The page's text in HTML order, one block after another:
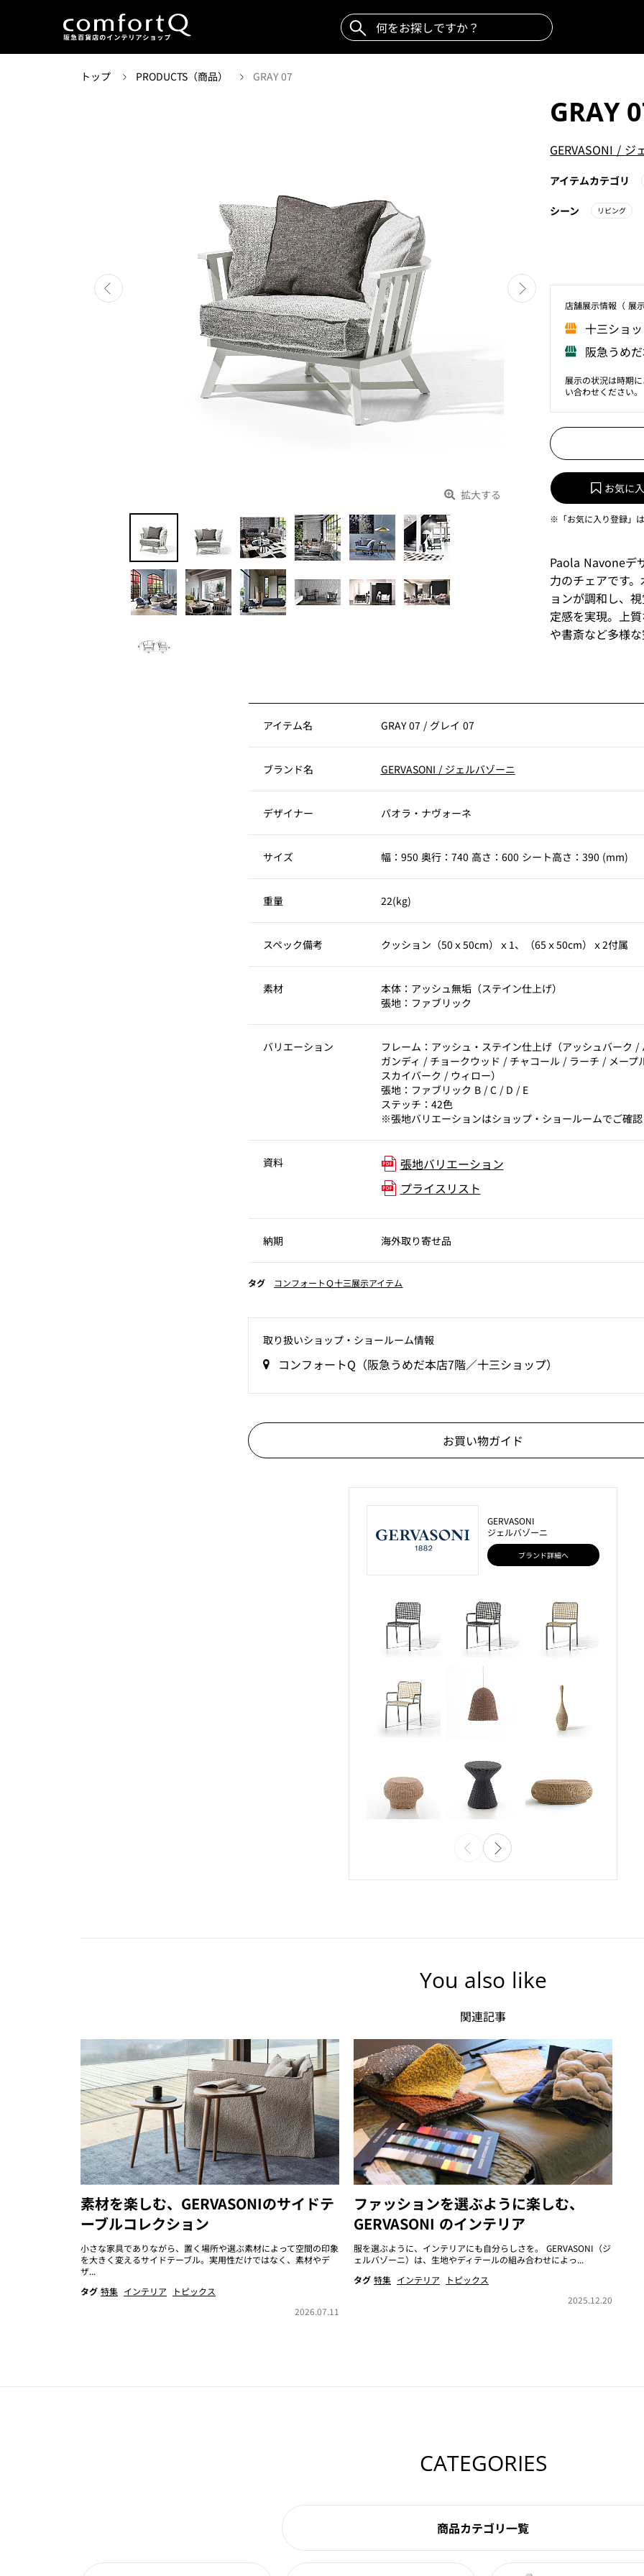
トップ PRODUCTS（商品） GRAY 07
拡大する
GRAY
GERVASONI / ジ
アイテムカテゴリ
シーン リビング
店舗展⽰情報（ 展
⼗三ショ
阪急うめ
展示の状況は時期
い合わせください。
お気に
※「お気に入り登録」
Paola Navoneデ
力のチェアです
ョンが調和し、
定感を実現。上
や書斎など多様
アイテム名 GRAY 07 / グレイ 07
ブランド名 GERVASONI / ジェルバゾーニ
デザイナー パオラ・ナヴォーネ
サイズ 幅：950 奥行：740 高さ：600 シート高さ：390 (mm)
重量 22(kg)
スペック備考 クッション（50ｘ50cm）ｘ1、（65ｘ50cm）ｘ2付属
素材
本体：アッシュ無垢（ステイン仕上げ）
張地：ファブリック
バリエーション
フレーム：アッシュ・ステイン仕上げ（アッシュバーク /
ガンディ / チョークウッド / チャコール / ラーチ / メープ
スカイバーク / ウィロー）
張地：ファブリック B / C / D / E
ステッチ：42色
※張地バリエーションはショップ・ショールームでご確認
資料
張地バリエーション
プライスリスト
納期 海外取り寄せ品
タグ コンフォートＱ十三展示アイテム
取り扱いショップ‧ショールーム情報
コンフォートQ（阪急うめだ本店7階／十三ショップ）
お買い物ガイド
GERVASONI
ジェルバゾーニ
ブランド詳細へ
You also like
関連記事
素材を楽しむ、GERVASONIのサイドテ
ーブルコレクション
小さな家具でありながら、置く場所や選ぶ素材によって空間の印象
を大きく変えるサイドテーブル。実用性だけではなく、素材やデ
ザ...
タグ 特集 インテリア
トピックス
2026.07.11
ファッションを選ぶように楽しむ、
GERVASONI のインテリア
服を選ぶように、インテリアにも自分らしさを。 GERVASONI（ジ
ェルバゾーニ）は、生地やディテールの組み合わせによっ...
タグ 特集 インテリア
トピックス
2025.12.20
CATEGORIES
商品カテゴリ一覧